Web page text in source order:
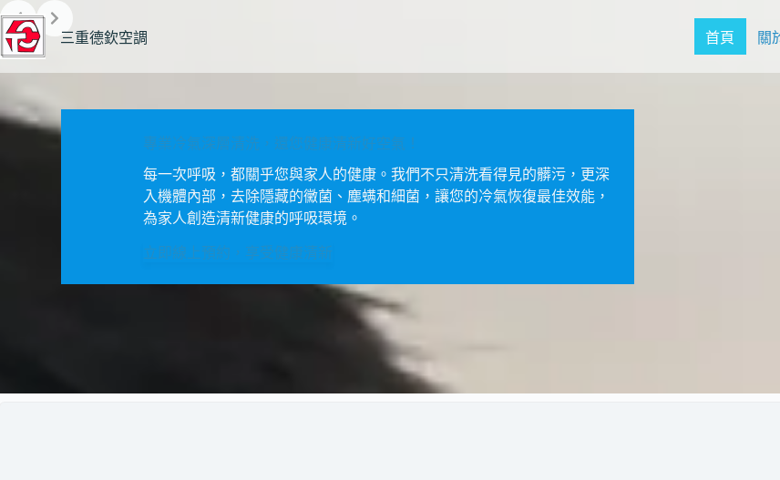
跳
至
主
要
容
三重德欽空調 首頁 關
專業冷氣深層清洗，還您健康清新好空氣！
每一次呼吸，都關乎您與家人的健康。我們不只清洗看得見的髒污，更深
入機體內部，去除隱藏的黴菌、塵螨和細菌，讓您的冷氣恢復最佳效能，
為家人創造清新健康的呼吸環境。
立即線上預約，享受健康清新
專業冷氣深層清洗，還您健康清新好空氣！
每一次呼吸，都關乎您與家人的健康。我們不只清洗看得見的髒污，更深
入機體內部，去除隱藏的黴菌、塵螨和細菌，讓您的冷氣恢復最佳效能，
為家人創造清新健康的呼吸環境。
立即線上預約，享受健康清新